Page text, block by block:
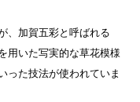
、加賀五彩と呼ばれる
用いた写実的な草花模様
った技法が使われていま